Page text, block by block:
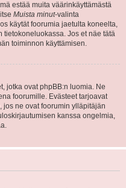
estää muita väärinkäyttämästä
Muista minut-valinta
käytät foorumia jaetulta koneelta,
tietokoneluokassa. Jos et näe tätä
toiminnon käyttämisen.
jotka ovat phpBB:n luomia. Ne
foorumille. Evästeet tarjoavat
jos ne ovat foorumin ylläpitäjän
kanssa ongelmia,